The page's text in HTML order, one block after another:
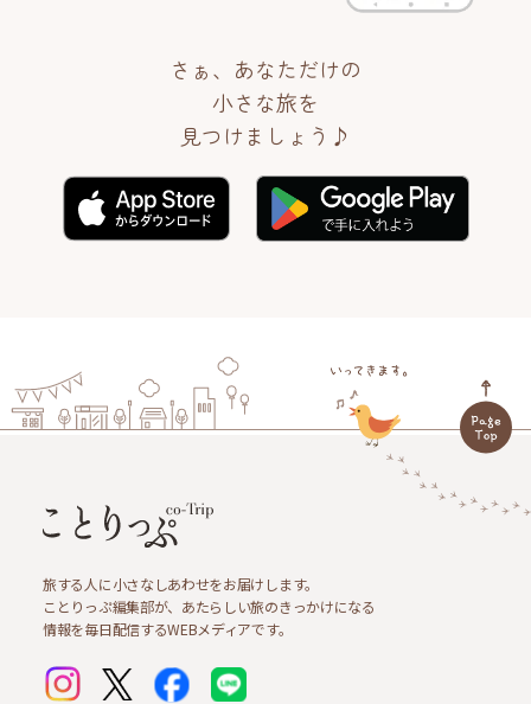
さぁ、あなただけの
小さな旅を
見つけましょう♪
旅する人に小さなしあわせをお届けします。
ことりっぷ編集部が、あたらしい旅のきっかけになる
情報を毎日配信するWEBメディアです。